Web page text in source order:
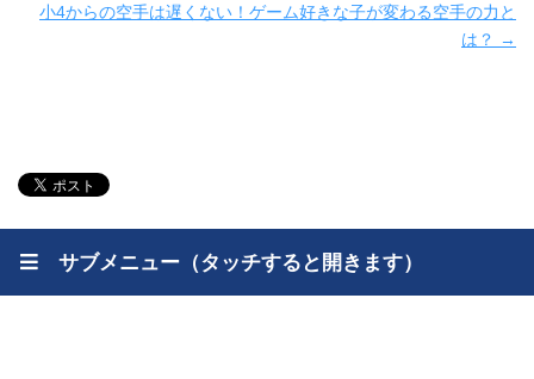
小4からの空手は遅くない！ゲーム好きな子が変わる空手の力と
は？ →
サブメニュー（タッチすると開きます）